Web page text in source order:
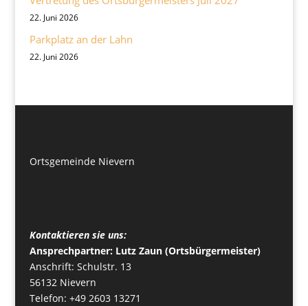
22. Juni 2026
Parkplatz an der Lahn
22. Juni 2026
Ortsgemeinde Nievern
Kontaktieren sie uns:
Ansprechpartner: Lutz Zaun (Ortsbürgermeister)
Anschrift: Schulstr. 13
56132 Nievern
Telefon: +49 2603 13271